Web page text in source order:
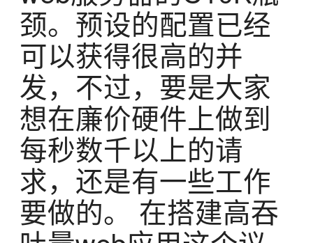
颈。预设的配置已经
可以获得很高的并
发，不过，要是大家
想在廉价硬件上做到
每秒数千以上的请
求，还是有一些工作
要做的。 在搭建高吞